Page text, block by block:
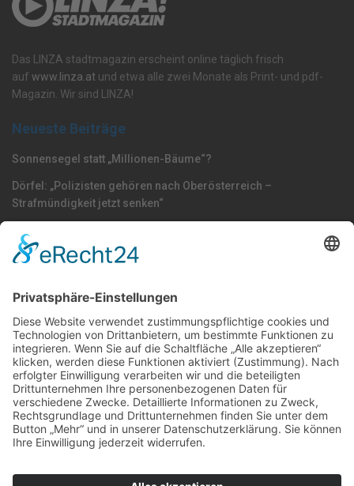
Das LINZA stadtmagazin erscheint online täglich frisch
auf www.linza.at und etwa alle zwei Monate als Print- und pdf-
Magazin. Wir sind LINZA!
Neueste Beiträge
Sonnensegel statt „Millionen-Bäume“?
Dörfel: „Polizisten gehören nach Oberösterreich –
Strafmündigkeit jetzt senken“
jetzigen Standort weg
Events
Freizeit
Galerie
Klima
Kultur
Linz
LINZAgschichten
Meinung
Politik
Sport
Unterwegs
VerQUERt I Satire
Wels